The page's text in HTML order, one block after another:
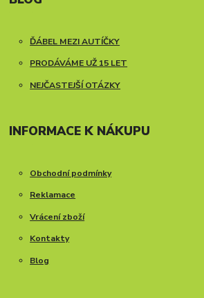
ĎÁBEL MEZI AUTÍČKY
PRODÁVÁME UŽ 15 LET
NEJČASTEJŠÍ OTÁZKY
INFORMACE K NÁKUPU
Obchodní podmínky
Reklamace
Vrácení zboží
Kontakty
Blog